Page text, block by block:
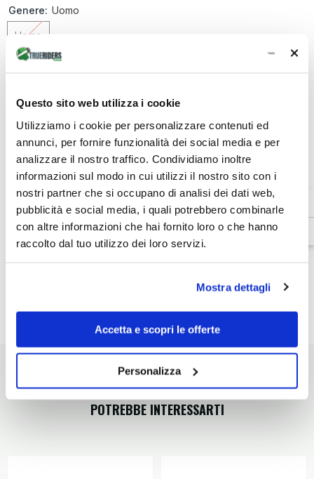
Questo sito web utilizza i cookie
Utilizziamo i cookie per personalizzare contenuti ed
annunci, per fornire funzionalità dei social media e per
analizzare il nostro traffico. Condividiamo inoltre
informazioni sul modo in cui utilizzi il nostro sito con i
nostri partner che si occupano di analisi dei dati web,
pubblicità e social media, i quali potrebbero combinarle
con altre informazioni che hai fornito loro o che hanno
raccolto dal tuo utilizzo dei loro servizi.
Mostra dettagli
Accetta e scopri le offerte
Personalizza
Genere: Uomo
Uomo
Quantità:
la
quantità
per
Rolle
-
Pantalone
tecnico
impermeabile
fodera
termica
-
Uomo
la
per
Rolle
-
Pantalone
tecnico
impermeabile
fodera
termica
Uomo
Totale parziale: €149,25
Venditore:
Dainese
SKU:
Disponibilità:
Esaurito
Dettagli prodotto
POTREBBE INTERESSARTI